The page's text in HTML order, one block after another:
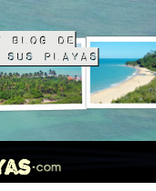
blog de
playas